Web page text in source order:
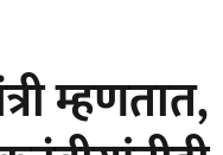
म्हणतात,